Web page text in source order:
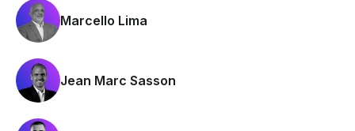
Marcello Lima
Jean Marc Sasson